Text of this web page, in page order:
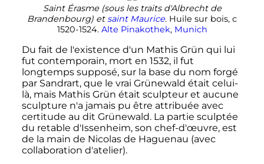
Saint Érasme (sous les traits d'Albrecht de
Brandenbourg) etsaint Maurice. Huile sur bois, c
1520-1524. Alte Pinakothek, Munich
Du fait de l'existence d'un Mathis Grün qui lui
fut contemporain, mort en 1532, il fut
longtemps supposé, sur la base du nom forgé
par Sandrart, que le vrai Grünewald était celui-
là, mais Mathis Grün était sculpteur et aucune
sculpture n'a jamais pu être attribuée avec
certitude au dit Grünewald. La partie sculptée
du retable d'Issenheim, son chef-d'œuvre, est
de la main de Nicolas de Haguenau (avec
collaboration d'atelier).